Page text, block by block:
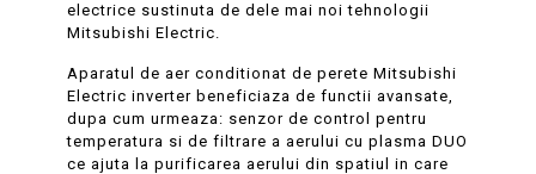
electrice sustinuta de dele mai noi tehnologii
Mitsubishi Electric.
Aparatul de aer conditionat de perete Mitsubishi
Electric inverter beneficiaza de functii avansate,
dupa cum urmeaza: senzor de control pentru
temperatura si de filtrare a aerului cu plasma DUO
ce ajuta la purificarea aerului din spatiul in care